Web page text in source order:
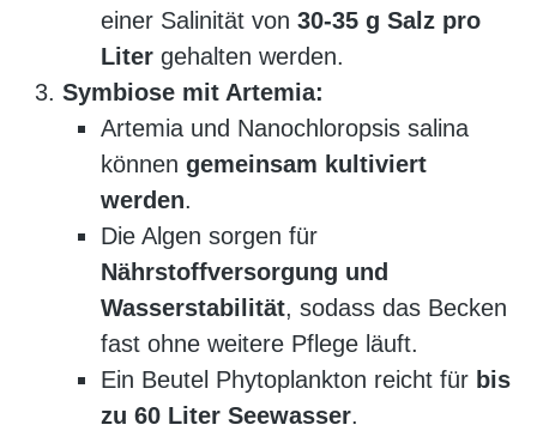
einer Salinität von 30-35 g Salz pro
Liter gehalten werden.
Symbiose mit Artemia:
Artemia und Nanochloropsis salina
können gemeinsam kultiviert
werden.
Die Algen sorgen für
Nährstoffversorgung und
Wasserstabilität, sodass das Becken
fast ohne weitere Pflege läuft.
Ein Beutel Phytoplankton reicht für bis
zu 60 Liter Seewasser.